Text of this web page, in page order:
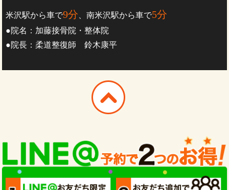
米沢駅から車で9分 、南米沢駅から車で5分
●院名：加藤接骨院・整体院
●院長：柔道整復師 鈴木康平